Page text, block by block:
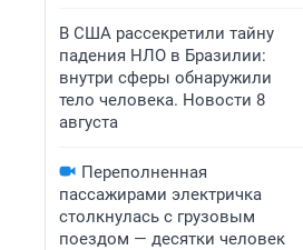
В США рассекретили тайну
падения НЛО в Бразилии:
внутри сферы обнаружили
тело человека. Новости 8
августа
Переполненная
пассажирами электричка
столкнулась с грузовым
поездом — десятки человек